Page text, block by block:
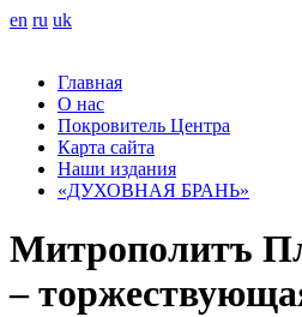
en ru uk
Главная
О нас
Покровитель Центра
Карта сайта
Наши издания
«ДУХОВНАЯ БРАНЬ»
Митрополитъ
–